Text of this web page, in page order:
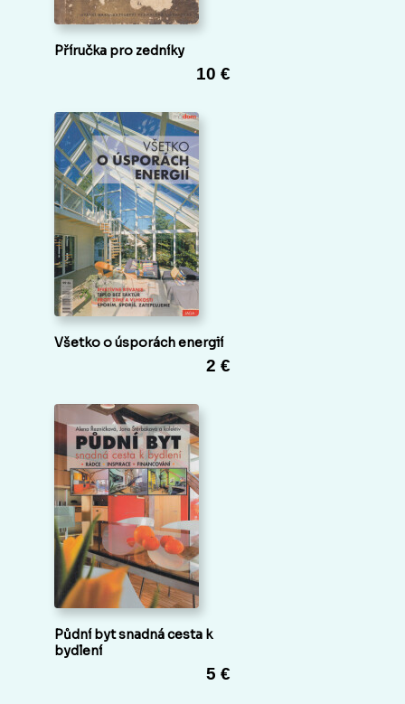
Příručka pro zedníky
10 €
Všetko o úsporách energií
2 €
Půdní byt snadná cesta k
bydlení
5 €